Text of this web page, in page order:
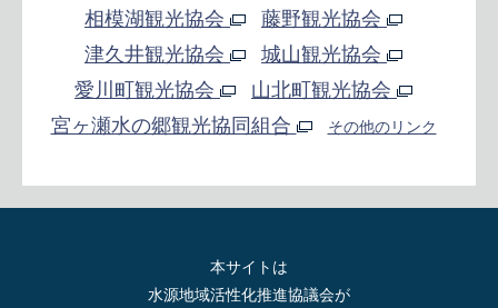
相模湖観光協会
藤野観光協会
津久井観光協会
城山観光協会
愛川町観光協会
山北町観光協会
宮ヶ瀬水の郷観光協同組合
その他のリンク
本サイトは
水源地域活性化推進協議会が